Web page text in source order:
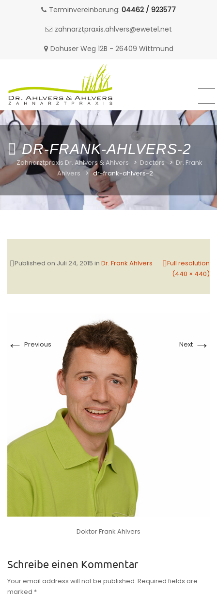
Terminvereinbarung: 04462 / 923577
zahnarztpraxis.ahlvers@ewetel.net
Dohuser Weg 12B - 26409 Wittmund
Skip
to
content
DR-FRANK-AHLVERS-2
Zahnarztpraxis Dr. Ahlvers & Ahlvers > Doctors > Dr. Frank
Ahlvers
> dr-frank-ahlvers-2
Published on Juli 24, 2015 in Dr. Frank Ahlvers
Full resolution
(440 × 440)
← Previous Next →
Doktor Frank Ahlvers
Schreibe einen Kommentar
Your email address will not be published. Required fields are
marked *